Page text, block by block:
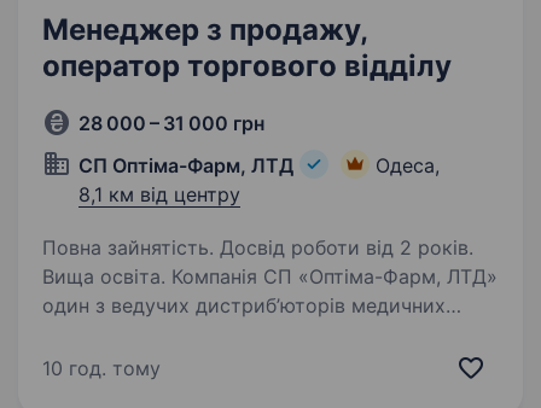
Менеджер з продажу,
оператор торгового відділу
28 000 – 31 000 грн
СП Оптіма-Фарм, ЛТД
Одеса,
8,1 км від центру
Повна зайнятість. Досвід роботи від 2 років.
Вища освіта. Компанія СП «Оптіма-Фарм, ЛТД»
один з ведучих дистриб’юторів медичних
яка успішно працює з 1994 року на ринку
10 год. тому